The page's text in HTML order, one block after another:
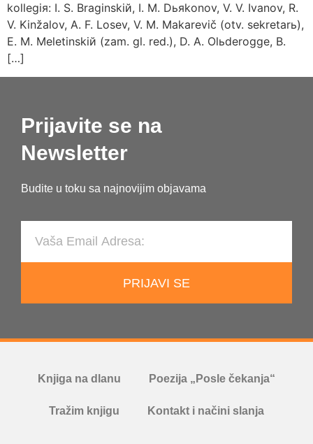
kollegiя: I. S. Braginskiй, I. M. Dьяkonov, V. V. Ivanov, R.
V. Kinžalov, A. F. Losev, V. M. Makarevič (otv. sekretarь),
E. M. Meletinskiй (zam. gl. red.), D. A. Olьderogge, B.
[…]
Prijavite se na
Newsletter
Budite u toku sa najnovijim objavama
PRIJAVI SE
Knjiga na dlanu Poezija „Posle čekanja“
Tražim knjigu Kontakt i načini slanja